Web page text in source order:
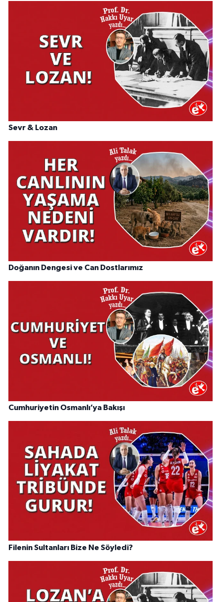
Sevr & Lozan
Doğanın Dengesi ve Can Dostlarımız
Cumhuriyetin Osmanlı’ya Bakışı
Filenin Sultanları Bize Ne Söyledi?